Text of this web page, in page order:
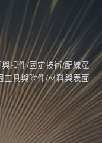
扣件/固定技術/配線產
工具與附件/材料與表面